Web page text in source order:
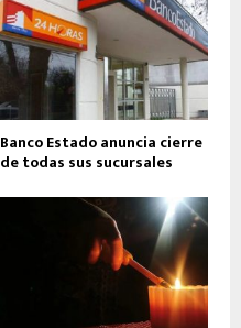
Banco Estado anuncia cierre
de todas sus sucursales